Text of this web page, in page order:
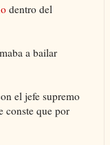
dentro del
a bailar
el jefe supremo
conste que por